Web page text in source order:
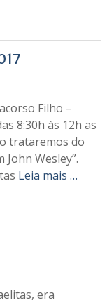
Filho –
8:30h às 12h as
trataremos do
Wesley”.
Leia mais …
era